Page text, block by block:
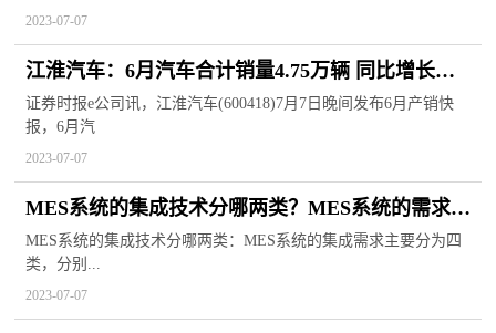
2023-07-07
江淮汽车：6月汽车合计销量4.75万辆 同比增长
10.11%
证券时报e公司讯，江淮汽车(600418)7月7日晚间发布6月产销快
报，6月汽
2023-07-07
MES系统的集成技术分哪两类？MES系统的需求有
哪些？
MES系统的集成技术分哪两类：MES系统的集成需求主要分为四
类，分别...
2023-07-07